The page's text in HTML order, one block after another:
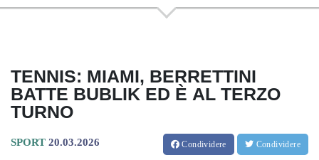
TENNIS: MIAMI, BERRETTINI
BATTE BUBLIK ED È AL TERZO
TURNO
SPORT 20.03.2026 Condividere Condividere